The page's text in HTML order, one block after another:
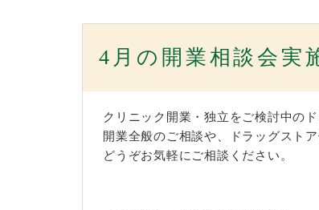
4月の開業相談会実
クリニック開業・独立をご検討中の
開業全般のご相談や、ドラッグスト
どうぞお気軽にご相談ください。